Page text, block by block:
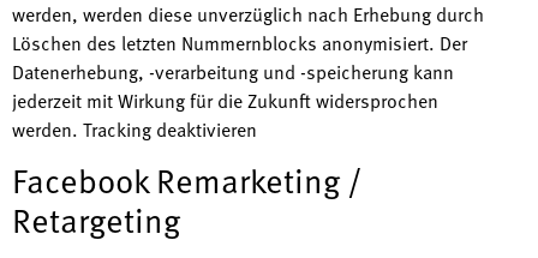
werden, werden diese unverzüglich nach Erhebung durch
Löschen des letzten Nummernblocks anonymisiert. Der
Datenerhebung, -verarbeitung und -speicherung kann
jederzeit mit Wirkung für die Zukunft widersprochen
werden. Tracking deaktivieren
Facebook Remarketing /
Retargeting